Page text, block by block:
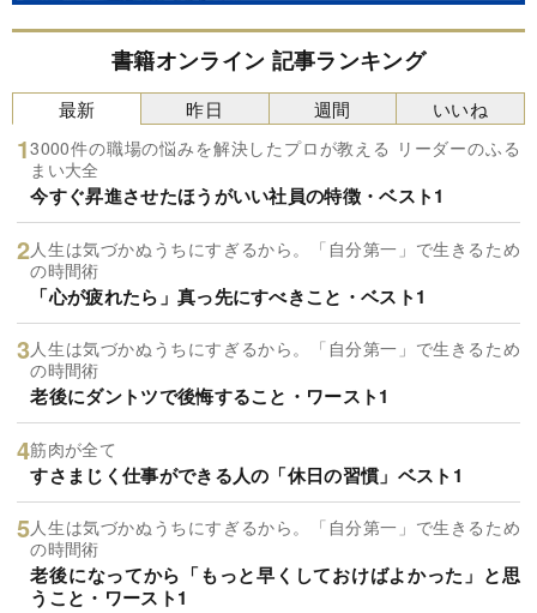
書籍オンライン 記事ランキング
最新
3000件の職場の悩みを解決したプロが教える リーダーのふる
まい大全
今すぐ昇進させたほうがいい社員の特徴・ベスト1
人生は気づかぬうちにすぎるから。「自分第一」で生きるため
の時間術
「心が疲れたら」真っ先にすべきこと・ベスト1
人生は気づかぬうちにすぎるから。「自分第一」で生きるため
の時間術
老後にダントツで後悔すること・ワースト1
筋肉が全て
すさまじく仕事ができる人の「休日の習慣」ベスト1
人生は気づかぬうちにすぎるから。「自分第一」で生きるため
の時間術
老後になってから「もっと早くしておけばよかった」と思
うこと・ワースト1
昨日 週間 いいね